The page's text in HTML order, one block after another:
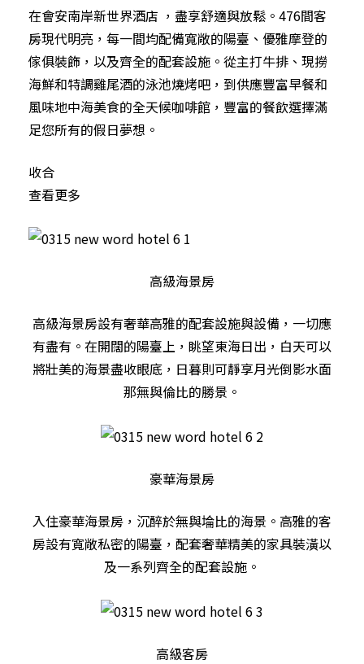
在會安南岸新世界酒店 ，盡享舒適與放鬆。476間客
房現代明亮，每一間均配備寬敞的陽臺、優雅摩登的
傢俱裝飾，以及齊全的配套設施。從主打牛排、現撈
海鮮和特調雞尾酒的泳池燒烤吧，到供應豐富早餐和
風味地中海美食的全天候咖啡館，豐富的餐飲選擇滿
足您所有的假日夢想。
收合
查看更多
高級海景房
高級海景房設有奢華高雅的配套設施與設備，一切應
有盡有。在開闊的陽臺上，眺望東海日出，白天可以
將壯美的海景盡收眼底，日暮則可靜享月光倒影水面
那無與倫比的勝景。
豪華海景房
入住豪華海景房，沉醉於無與埨比的海景。高雅的客
房設有寬敞私密的陽臺，配套奢華精美的家具裝潢以
及一系列齊全的配套設施。
高級客房